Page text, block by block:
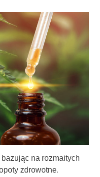
na rozmaitych
zdrowotne.